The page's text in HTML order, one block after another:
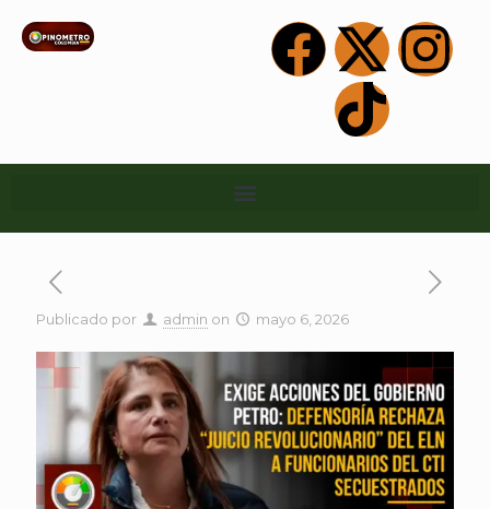
Publicado por admin on mayo 6, 2026